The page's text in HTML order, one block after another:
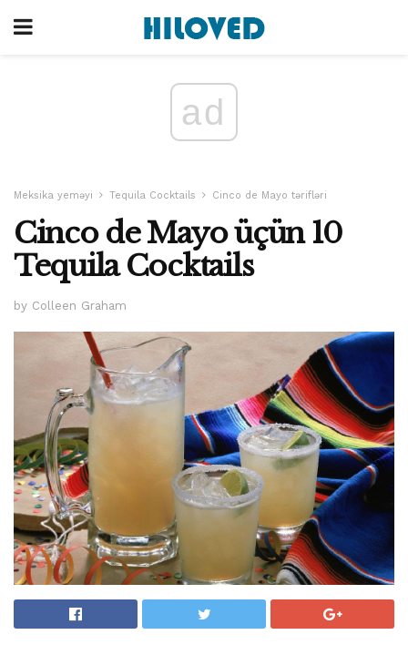
ad
Meksika yeməyi Tequila Cocktails Cinco de Mayo tərifləri
Cinco de Mayo üçün 10
Tequila Cocktails
by Colleen Graham